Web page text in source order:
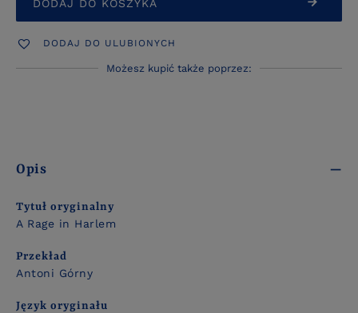
DODAJ DO KOSZYKA
DODAJ DO ULUBIONYCH
Możesz kupić także poprzez:
Opis
Tytuł oryginalny
A Rage in Harlem
Przekład
Antoni Górny
Język oryginału